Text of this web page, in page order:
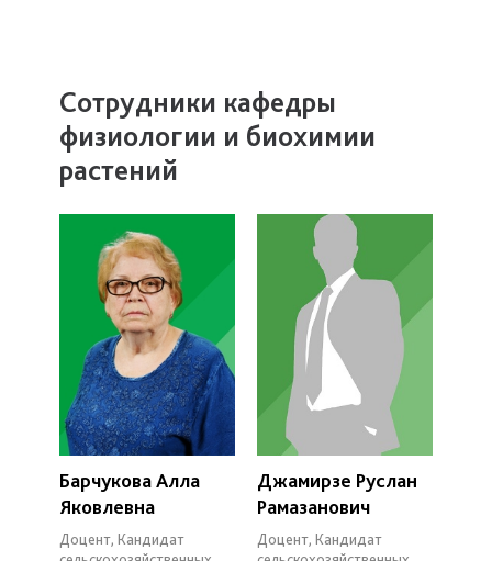
Сотрудники кафедры
физиологии и биохимии
растений
Барчукова Алла
Яковлевна
Доцент, Кандидат
Джамирзе Руслан
Рамазанович
Доцент, Кандидат